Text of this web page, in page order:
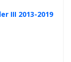
III 2013-2019